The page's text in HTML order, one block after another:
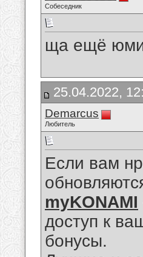
Собеседник
ща ещё юми
25.04.2022,
Demarcus
Любитель
Если вам
myKONAMI
доступ к
бонусы.